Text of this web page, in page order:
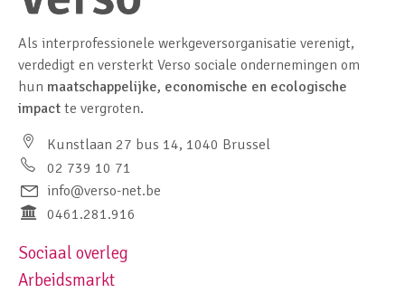
Als interprofessionele werkgeversorganisatie verenigt,
verdedigt en versterkt Verso sociale ondernemingen om
hun maatschappelijke, economische en ecologische
impact te vergroten.
Kunstlaan 27 bus 14, 1040 Brussel
02 739 10 71
info@verso-net.be
0461.281.916
Footer navigation left
Sociaal overleg
Arbeidsmarkt